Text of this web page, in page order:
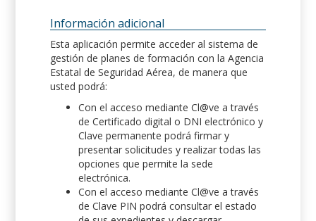
Información adicional
Esta aplicación permite acceder al sistema de
gestión de planes de formación con la Agencia
Estatal de Seguridad Aérea, de manera que
usted podrá:
Con el acceso mediante Cl@ve a través
de Certificado digital o DNI electrónico y
Clave permanente podrá firmar y
presentar solicitudes y realizar todas las
opciones que permite la sede
electrónica.
Con el acceso mediante Cl@ve a través
de Clave PIN podrá consultar el estado